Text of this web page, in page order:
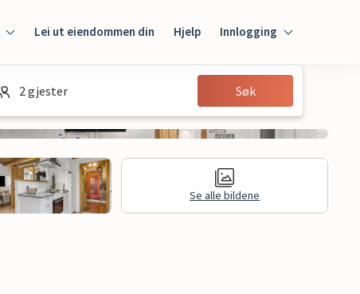
Lei ut eiendommen din Hjelp Innlogging
Innlogging
Gjest
2 gjester Søk
Se alle bildene